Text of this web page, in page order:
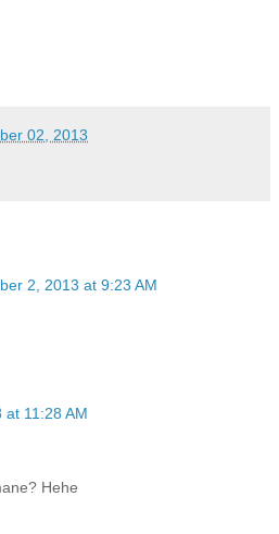
02, 2013
2, 2013 at 9:23 AM
11:28 AM
Hehe